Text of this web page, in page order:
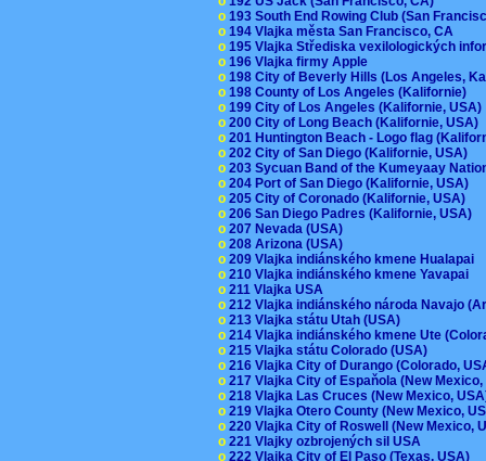
o 193 South End Rowing Club (San
o 194 Vlajka města San Francisco, CA
o 195 Vlajka Střediska vexilologických
o 196 Vlajka firmy Apple
o 198 City of Beverly Hills (Los Angeles,
o 198 County of Los Angeles (Kalifornie)
o 199 City of Los Angeles (Kalifornie,
o 200 City of Long Beach (Kalifornie, USA)
o 201 Huntington Beach - Logo flag
o 202 City of San Diego (Kalifornie, USA)
o 203 Sycuan Band of the Kumeyaay
o 204 Port of San Diego (Kalifornie, USA)
o 205 City of Coronado (Kalifornie, USA)
o 206 San Diego Padres (Kalifornie, USA)
o 207 Nevada (USA)
o 208 Arizona (USA)
o 209 Vlajka indiánského kmene Hualapai
o 210 Vlajka indiánského kmene Yavapai
o 211 Vlajka USA
o 212 Vlajka indiánského národa Navajo
o 213 Vlajka státu Utah (USA)
o 214 Vlajka indiánského kmene Ute
o 215 Vlajka státu Colorado (USA)
o 216 Vlajka City of Durango (Colorado,
o 217 Vlajka City of Espaňola (New
o 218 Vlajka Las Cruces (New Mexico,
o 219 Vlajka Otero County (New Mexico,
o 220 Vlajka City of Roswell (New Mexico,
o 221 Vlajky ozbrojených sil USA
o 222 Vlajka City of El Paso (Texas, USA)